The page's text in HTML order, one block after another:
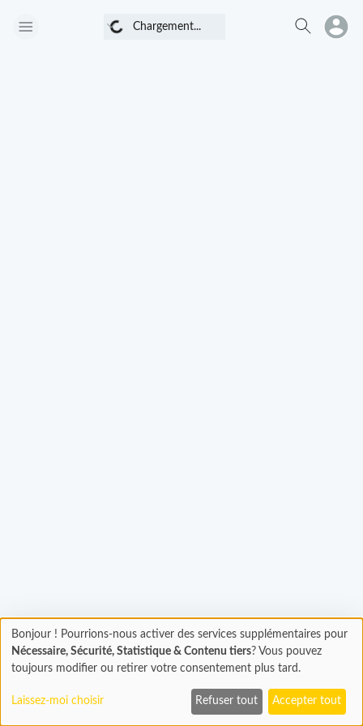
Chargement...
Chargement...
Chargement...Chargement
En cours...
Bonjour ! Pourrions-nous activer des services supplémentaires pour
Nécessaire, Sécurité, Statistique & Contenu tiers? Vous pouvez
toujours modifier ou retirer votre consentement plus tard.
Laissez-moi choisir Refuser tout Accepter tout